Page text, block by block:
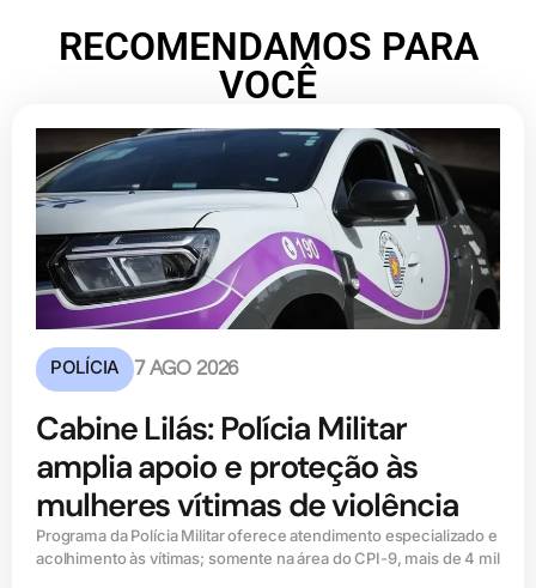
RECOMENDAMOS PARA
VOCÊ
POLÍCIA 7 AGO 2026
Cabine Lilás: Polícia Militar
amplia apoio e proteção às
mulheres vítimas de violência
Programa da Polícia Militar oferece atendimento especializado e
acolhimento às vítimas; somente na área do CPI-9, mais de 4 mil